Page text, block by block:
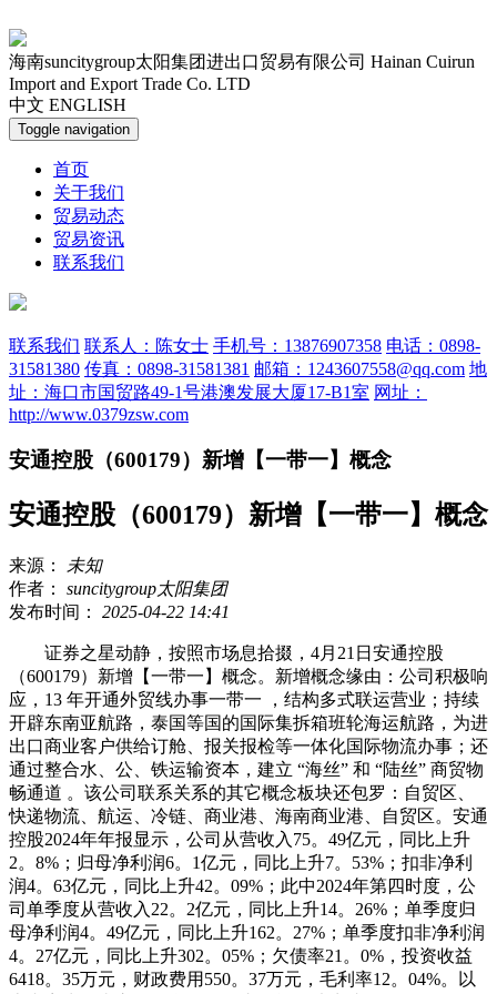
海南suncitygroup太阳集团进出口贸易有限公司 Hainan Cuirun
Import and Export Trade Co. LTD
中文 ENGLISH
Toggle navigation
首页
关于我们
贸易动态
贸易资讯
联系我们
联系我们 联系人：陈女士 手机号：13876907358 电话：0898-
31581380 传真：0898-31581381 邮箱：1243607558@qq.com 地
址：海口市国贸路49-1号港澳发展大厦17-B1室 网址：
http://www.0379zsw.com
安通控股（600179）新增【一带一】概念
安通控股（600179）新增【一带一】概念
来源：
未知
作者： suncitygroup太阳集团
发布时间： 2025-04-22 14:41
证券之星动静，按照市场息拾掇，4月21日安通控股
（600179）新增【一带一】概念。新增概念缘由：公司积极响
应，13 年开通外贸线办事一带一 ，结构多式联运营业；持续
开辟东南亚航路，泰国等国的国际集拆箱班轮海运航路，为进
出口商业客户供给订舱、报关报检等一体化国际物流办事；还
通过整合水、公、铁运输资本，建立 “海丝” 和 “陆丝” 商贸物
畅通道 。该公司联系关系的其它概念板块还包罗：自贸区、
快递物流、航运、冷链、商业港、海南商业港、自贸区。安通
控股2024年年报显示，公司从营收入75。49亿元，同比上升
2。8%；归母净利润6。1亿元，同比上升7。53%；扣非净利
润4。63亿元，同比上升42。09%；此中2024年第四时度，公
司单季度从营收入22。2亿元，同比上升14。26%；单季度归
母净利润4。49亿元，同比上升162。27%；单季度扣非净利润
4。27亿元，同比上升302。05%；欠债率21。0%，投资收益
6418。35万元，财政费用550。37万元，毛利率12。04%。以